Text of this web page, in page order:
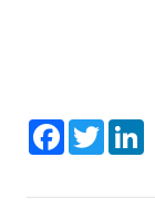
Facebook
Twitter